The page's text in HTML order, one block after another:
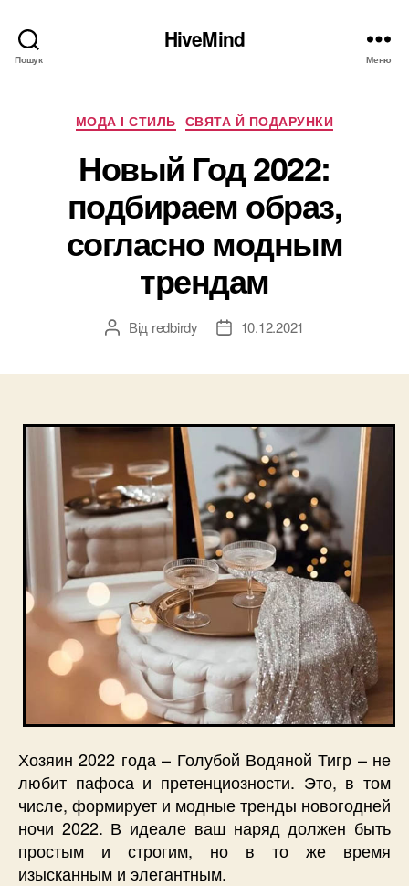
Пошук
HiveMind
Меню
Категорії
МОДА І СТИЛЬ СВЯТА Й ПОДАРУНКИ
Новый Год 2022:
подбираем образ,
согласно модным
трендам
Автор
Від redbirdy
Дата10.12.2021
Хозяин 2022 года – Голубой Водяной Тигр – не
любит пафоса и претенциозности. Это, в том
числе, формирует и модные тренды новогодней
ночи 2022. В идеале ваш наряд должен быть
простым и строгим, но в то же время
изысканным и элегантным.